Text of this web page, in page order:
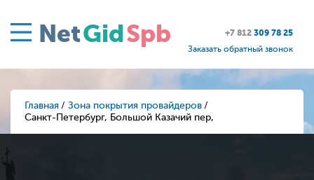
NetGidSpb +7 812 309 78 25
Заказать обратный звонок
Главная
Зона покрытия провайдеров
Санкт-Петербург, Большой Казачий пер,